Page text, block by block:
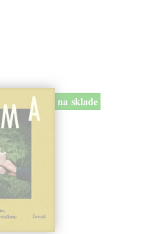
na sklade